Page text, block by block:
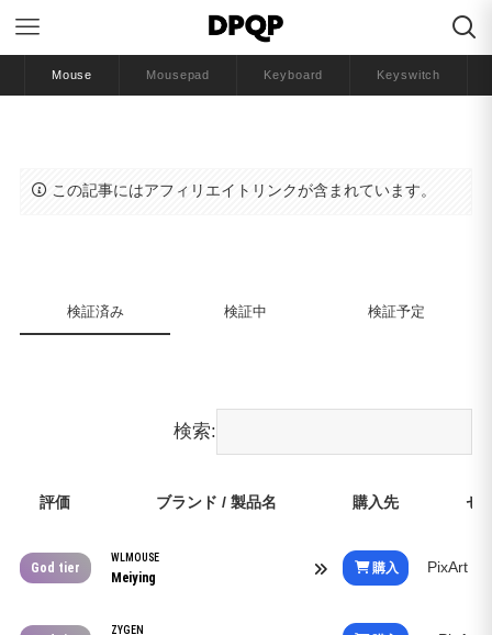
Mouse Mousepad Keyboard Keyswitch
ミオニ ゲーミングマウスティアーリスト
この記事にはアフィリエイトリンクが含まれています。
検証済み 検証中 検証予定
検索:
評価 ブランド / 製品名 購入先 セ
God tier
WLMOUSE
Meiying
購入 PixArt
ZYGEN